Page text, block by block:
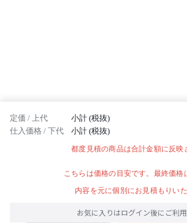
定価 / 上代 小計 (税抜)
仕入価格 / 下代 小計 (税抜)
都度見積の商品は合計金額に反映
こちらは価格の目安です。最終価格
内容を元に個別にお見積もりいた
お気に入りはログイン後にご利